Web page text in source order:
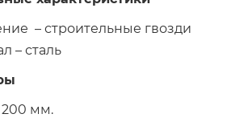
– строительные гвозди
– сталь
мм.